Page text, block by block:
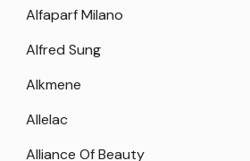
Alfaparf Milano
Alfred Sung
Alkmene
Allelac
Alliance Of Beauty